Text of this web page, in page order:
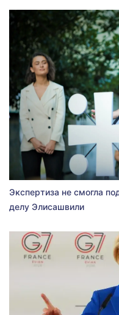
Экспертиза не смогла
делу Элисашвили